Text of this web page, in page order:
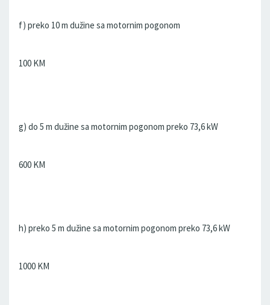
f) preko 10 m dužine sa motornim pogonom
100 KM
g) do 5 m dužine sa motornim pogonom preko 73,6 kW
600 KM
h) preko 5 m dužine sa motornim pogonom preko 73,6 kW
1000 KM